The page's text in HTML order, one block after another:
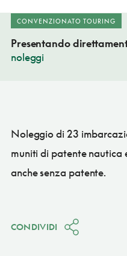
CONVENZIONATO TOURING
Presentando
noleggi
Noleggio di 23
muniti di patente nautica
anche senza patente.
CONDIVIDI